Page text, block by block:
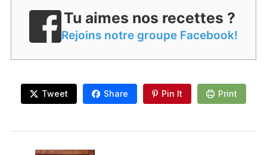
Tu aimes nos recettes ?
Rejoins notre groupe Facebook!
Tweet Share Pin It Print